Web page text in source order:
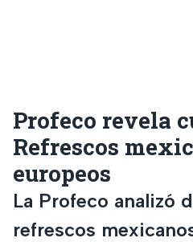
Profeco revela
Refrescos
europeos
La Profeco analizó
refrescos